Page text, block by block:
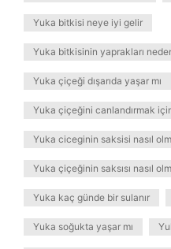
Yuka bitkisi neye iyi gelir
Yuka bitkisinin yaprakları
Yuka çiçeği dışarıda yaşar mı
Yuka çiçeğini canlandırmak
Yuka ciceginin saksisi nasıl
Yuka çiçeğinin saksısı nasıl
Yuka kaç günde bir sulanır
Yuka soğukta yaşar mı